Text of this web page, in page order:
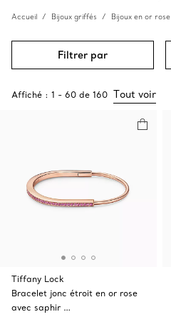
Accueil Bijoux griffés Bijoux en or rose
Filtrer par
Affiché : 1 - 60 de 160 Tout voir
Tiffany Lock
Bracelet jonc étroit en or rose
avec saphir …